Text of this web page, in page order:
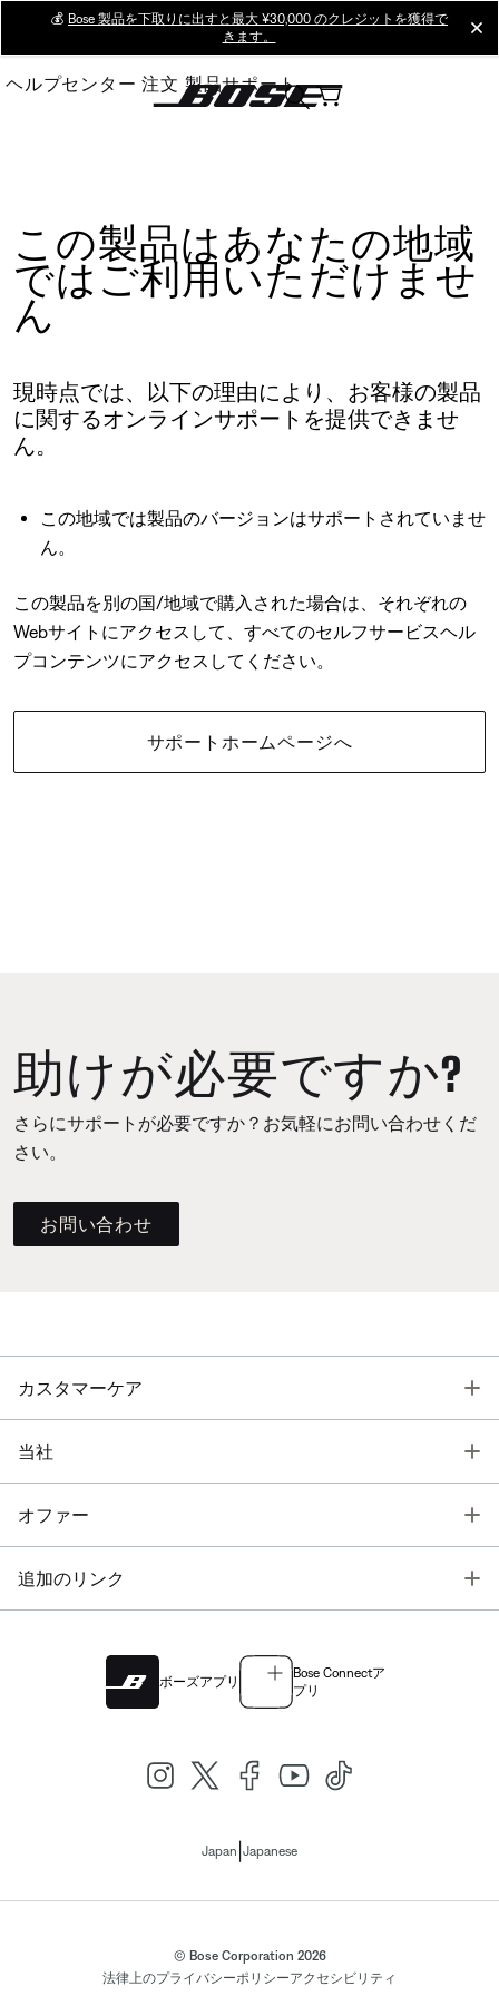
Main
💰 Bose 製品を下取りに出すと最大 ¥30,000 のクレジットを獲得で
きます。
ヘルプセンター 注文 製品サポート
この製品はあなたの地域
ではご利用いただけませ
ん
現時点では、以下の理由により、お客様の製品
に関するオンラインサポートを提供できませ
ん。
この地域では製品のバージョンはサポートされていませ
ん。
この製品を別の国/地域で購入された場合は、それぞれの
Webサイトにアクセスして、すべてのセルフサービスヘル
プコンテンツにアクセスしてください。
サポートホームページへ
助けが必要ですか?
さらにサポートが必要ですか？お気軽にお問い合わせくだ
さい。
お問い合わせ
カスタマーケア
当社
オファー
追加のリンク
ボーズアプリ
Bose Connectア
プリ
Japan Japanese
© Bose Corporation 2026
法律上のプライバシーポリシーアクセシビリティ